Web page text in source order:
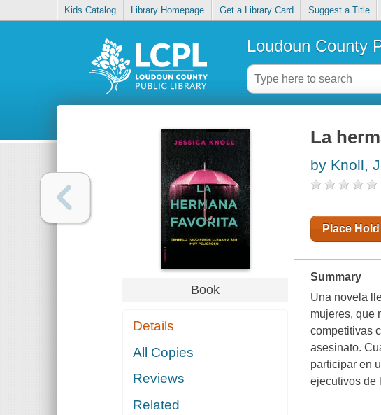
Kids Catalog Library Homepage Get a Library Card Suggest a Title
Loudoun County
Book
Details
All Copies
Reviews
Related
La
by Knoll,
Place Hold
Summary
Una novela
mujeres, que
competitivas
asesinato.
participar en
ejecutivos de